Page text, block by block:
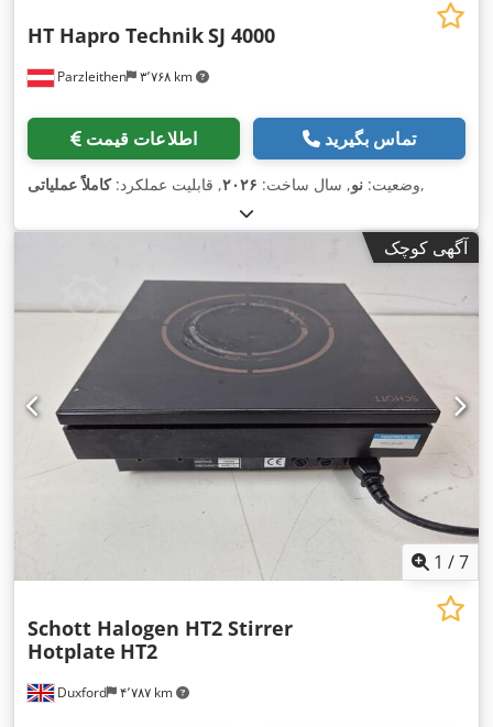
Parzleithen ۳٬۷۶۸ km
HT Hapro TechnikSJ 4000
اطلاعات قیمت تماس بگیرید
وضعیت: نو, سال ساخت: ۲۰۲۶, قابلیت عملکرد:کاملاً عملیاتی ,
آگهی کوچک
1 /7
Duxford ۴٬۷۸۷ km
Schott Halogen HT2 Stirrer
Hotplate HT2